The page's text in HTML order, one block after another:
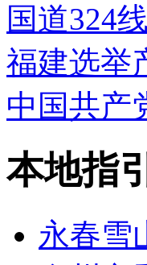
国道324
福建选举
中国共产
本地指引
永春雪